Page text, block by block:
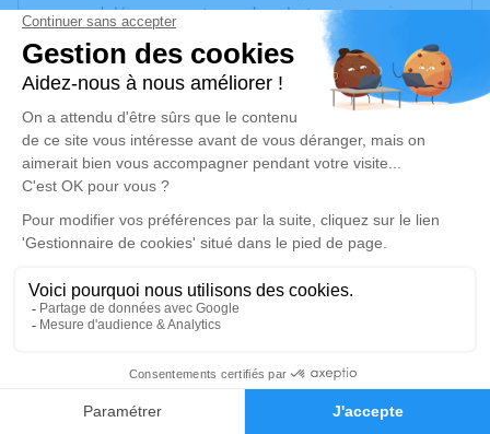
Faire-part Hommages
vos condoléances, partager des photos souvenirs, une
anecdote ou exprimer vos pensées à travers des
poèmes ou des textes. Cet endroit est un lieu
d'expression dédié à honorer la mémoire d’Huguette
BLANC.
Un service de plantation d’arbre hommage est
disponible ici.
Je rends hommage
Cérémonie religieuse
Église de la Transfiguration du Seigneur de
13105 Mimet